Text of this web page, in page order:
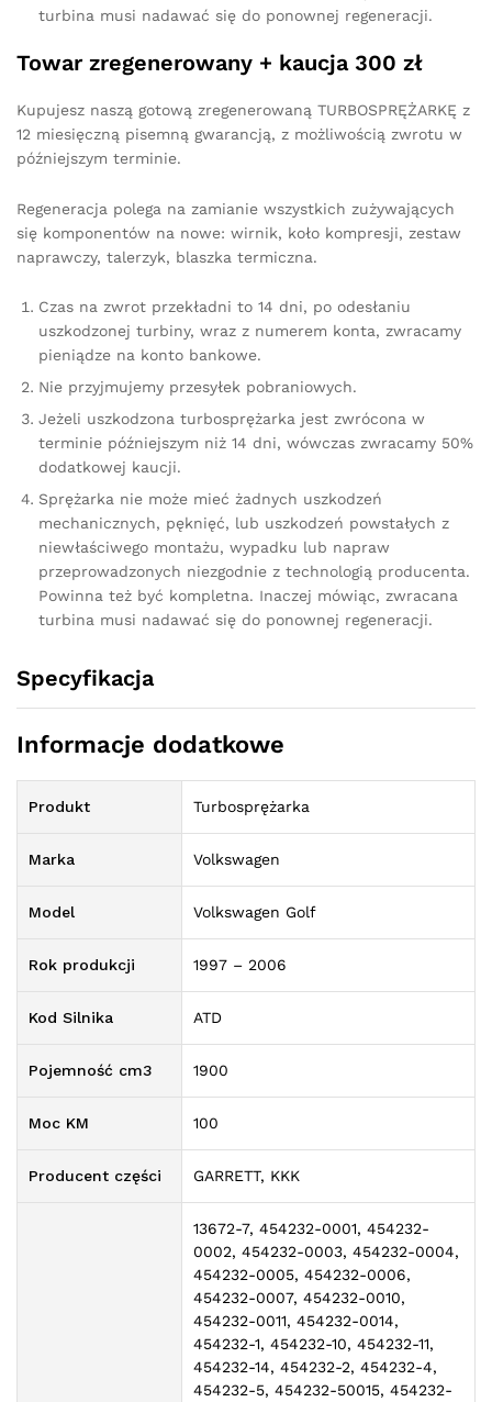
turbina musi nadawać się do ponownej regeneracji.
Towar zregenerowany + kaucja 300 zł
Kupujesz naszą gotową zregenerowaną TURBOSPRĘŻARKĘ z
12 miesięczną pisemną gwarancją, z możliwością zwrotu w
późniejszym terminie.
Regeneracja polega na zamianie wszystkich zużywających
się komponentów na nowe: wirnik, koło kompresji, zestaw
naprawczy, talerzyk, blaszka termiczna.
Czas na zwrot przekładni to 14 dni, po odesłaniu
uszkodzonej turbiny, wraz z numerem konta, zwracamy
pieniądze na konto bankowe.
Nie przyjmujemy przesyłek pobraniowych.
Jeżeli uszkodzona turbosprężarka jest zwrócona w
terminie późniejszym niż 14 dni, wówczas zwracamy 50%
dodatkowej kaucji.
Sprężarka nie może mieć żadnych uszkodzeń
mechanicznych, pęknięć, lub uszkodzeń powstałych z
niewłaściwego montażu, wypadku lub napraw
przeprowadzonych niezgodnie z technologią producenta.
Powinna też być kompletna. Inaczej mówiąc, zwracana
turbina musi nadawać się do ponownej regeneracji.
Specyfikacja
Informacje dodatkowe
Produkt Turbosprężarka
Marka Volkswagen
Model Volkswagen Golf
Rok produkcji 1997 – 2006
Kod Silnika ATD
Pojemność cm3 1900
Moc KM 100
Producent części GARRETT, KKK
13672-7, 454232-0001, 454232-
0002, 454232-0003, 454232-0004,
454232-0005, 454232-0006,
454232-0007, 454232-0010,
454232-0011, 454232-0014,
454232-1, 454232-10, 454232-11,
454232-14, 454232-2, 454232-4,
454232-5, 454232-50015, 454232-